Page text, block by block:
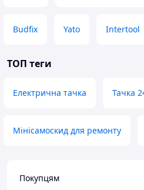
Budfix Yato Intertool
ТОП теги
Електрична тачка Тачка
Мінісамоскид для ремонту
Покупцям